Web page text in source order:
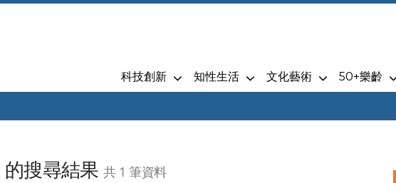
科技創新 知性生活 文化藝術 50+樂齡
的搜尋結果共 1 筆資料